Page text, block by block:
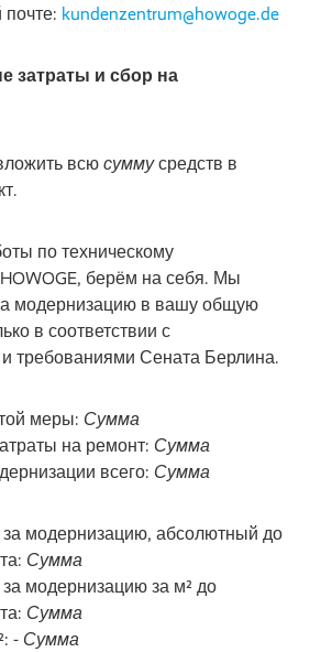
почте: kundenzentrum@howoge.de
затраты и сбор на
всю суммусредств в
по техническому
берём на себя. Мы
модернизацию в вашу общую
в соответствии с
и требованиями Сената Берлина.
меры: Сумма
на ремонт: Сумма
всего: Сумма
модернизацию, абсолютный до
Сумма
модернизацию за м² до
Сумма
- Сумма